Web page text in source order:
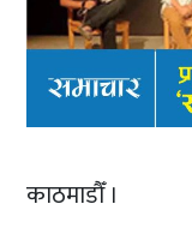
काठमाडौँ ।